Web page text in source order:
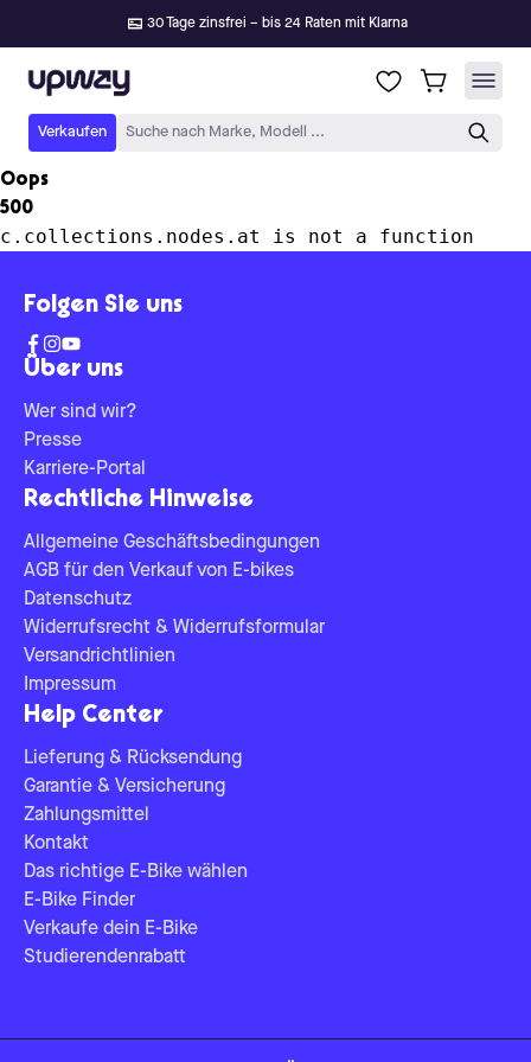
30 Tage zinsfrei – bis 24 Raten mit Klarna
Upway
Verkaufen Suche nach Marke, Modell ...
Oops
500
c.collections.nodes.at is not a function
Über uns
Wer sind wir?
Presse
Karriere-Portal
Rechtliche Hinweise
Allgemeine Geschäftsbedingungen
AGB für den Verkauf von E-bikes
Datenschutz
Widerrufsrecht & Widerrufsformular
Versandrichtlinien
Impressum
Help Center
Lieferung & Rücksendung
Garantie & Versicherung
Zahlungsmittel
Kontakt
Das richtige E-Bike wählen
E-Bike Finder
Verkaufe dein E-Bike
Studierendenrabatt
Folgen Sie uns